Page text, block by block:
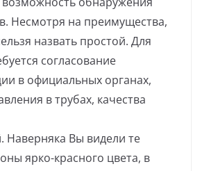
Несмотря на преимущества,
назвать простой. Для
согласование
в официальных органах,
в трубах, качества
Вы видели те
ярко-красного цвета, в